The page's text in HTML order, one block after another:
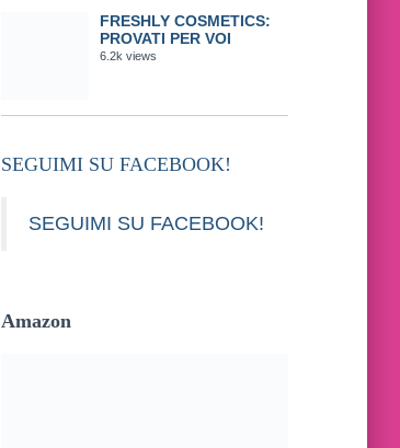
FRESHLY COSMETICS:
PROVATI PER VOI
6.2k views
SEGUIMI SU FACEBOOK!
SEGUIMI SU FACEBOOK!
Amazon